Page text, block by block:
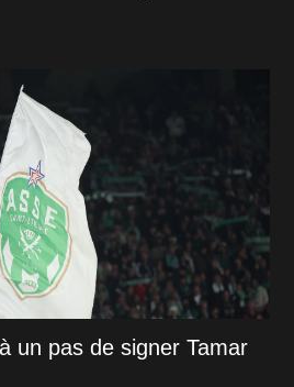
un pas de signer Tamar